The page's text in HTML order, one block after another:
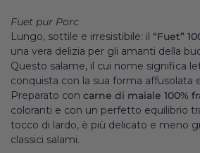
Fuet pur Porc
Lungo, sottile e irresistibile: il “Fuet”
una vera delizia per gli amanti della
Questo salame, il cui nome significa
conquista con la sua forma affusolata
Preparato con carne di maiale 100%
coloranti e con un perfetto equilibrio
tocco di lardo, è più delicato e meno
classici salami.